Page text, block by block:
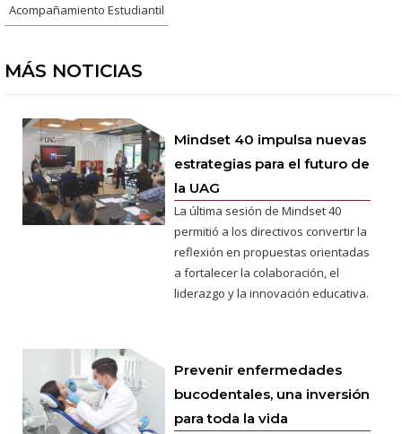
Acompañamiento Estudiantil
MÁS NOTICIAS
Mindset 40 impulsa nuevas
estrategias para el futuro de
la UAG
La última sesión de Mindset 40
permitió a los directivos convertir la
reflexión en propuestas orientadas
a fortalecer la colaboración, el
liderazgo y la innovación educativa.
Prevenir enfermedades
bucodentales, una inversión
para toda la vida